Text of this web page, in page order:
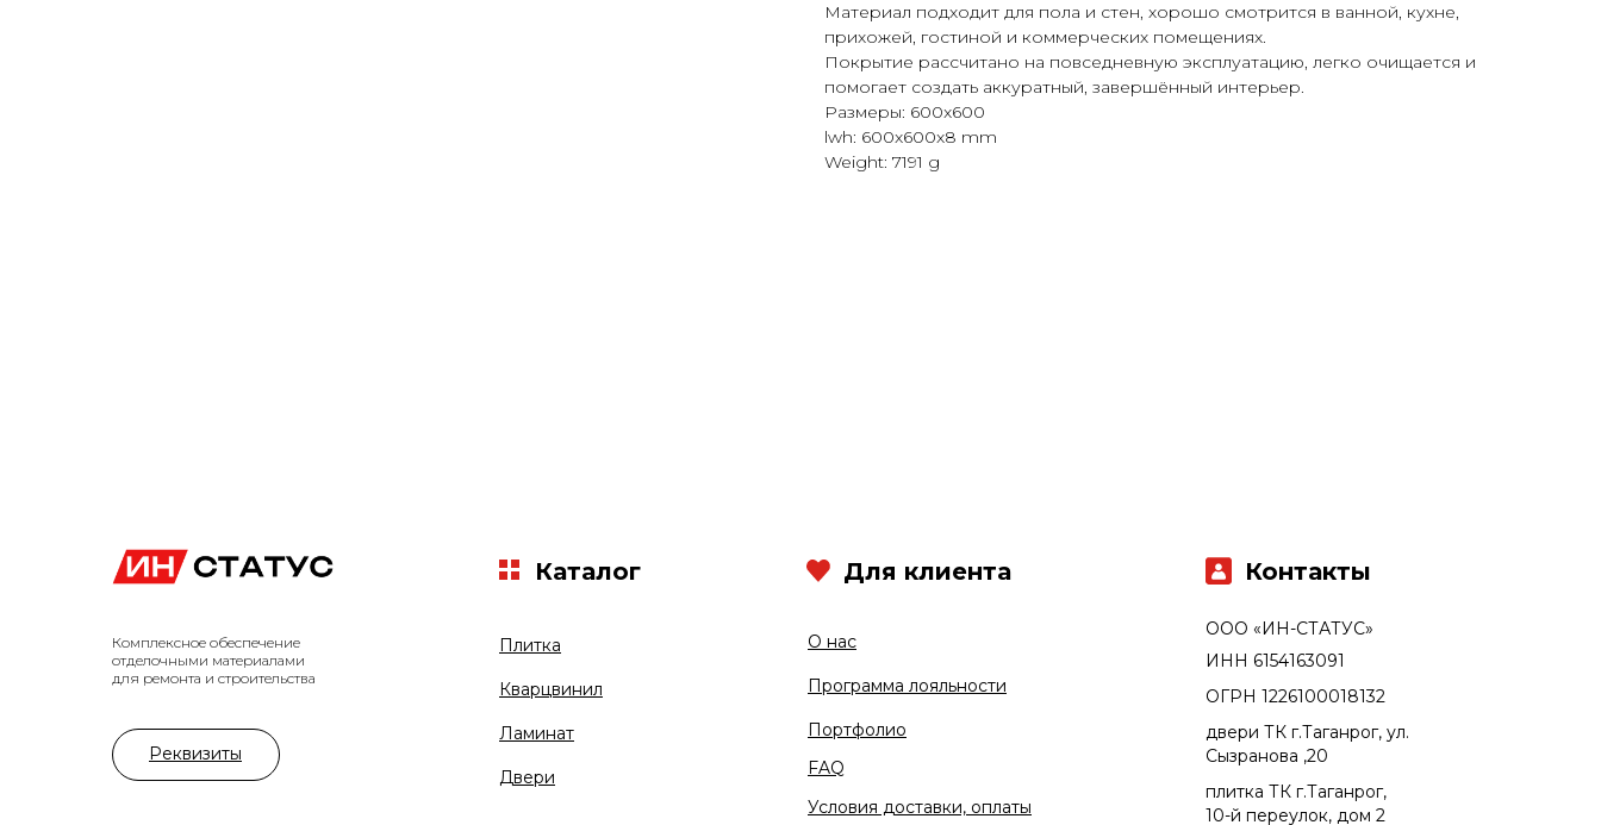
Материал подходит для пола и стен, хорошо смотрится в ванной, кухне,
прихожей, гостиной и коммерческих помещениях.
Покрытие рассчитано на повседневную эксплуатацию, легко очищается и
помогает создать аккуратный, завершённый интерьер.
Размеры: 600x600
lwh: 600x600x8 mm
Weight: 7191 g
Комплексное обеспечение
отделочными материалами
для ремонта и строительства
Плитка
Кварцвинил
О нас
Ламинат
Программа лояльности
Двери
Портфолио
ООО «ИН-СТАТУС»
плитка ТК г.Таганрог,
10-й переулок, дом 2
двери ТК г.Таганрог, ул.
Сызранова ,20
ОГРН 1226100018132
ИНН 6154163091
Условия доставки, оплаты
FAQ
Каталог Контакты
Для клиента
Реквизиты